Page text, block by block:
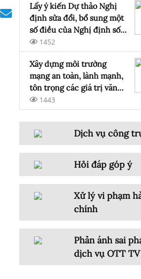
Lấy ý kiến Dự thảo Nghị
định sửa đổi, bổ sung một
số điều của Nghị định số
147/2024/NĐ-CP ngày 09
tháng 11 năm 2024 của
Chính phủ quản lý, cung
cấp, sử dụng dịch vụ
Internet và thông tin trên
mạng
1452
Xây dựng môi trường
mạng an toàn, lành mạnh,
tôn trọng các giá trị văn
hóa Việt Nam
1443
Dịch vụ công
Hỏi đáp góp ý
Xử lý vi phạm
chính
Phản ánh sai
dịch vụ OTT TV